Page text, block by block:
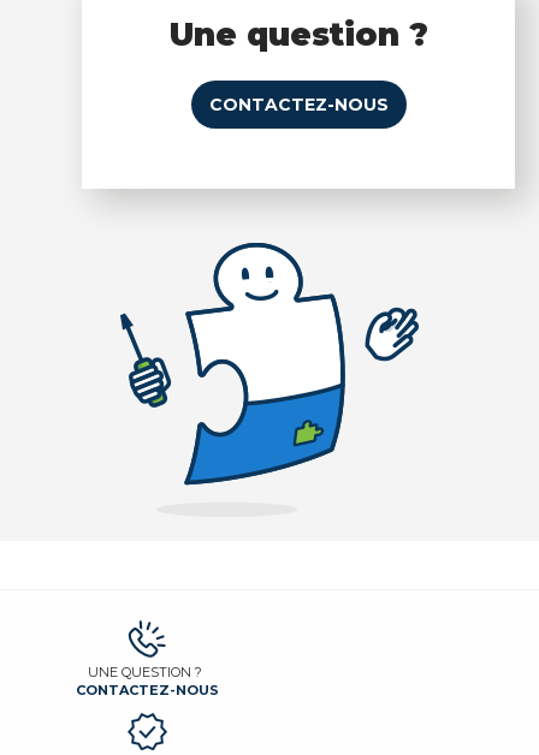
Une question ?
CONTACTEZ-NOUS
UNE QUESTION ?
CONTACTEZ-NOUS